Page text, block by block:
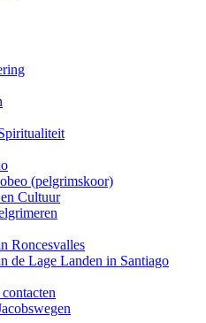
(pelgrimskoor)
Cultuur
Roncesvalles
de Lage Landen in Santiago